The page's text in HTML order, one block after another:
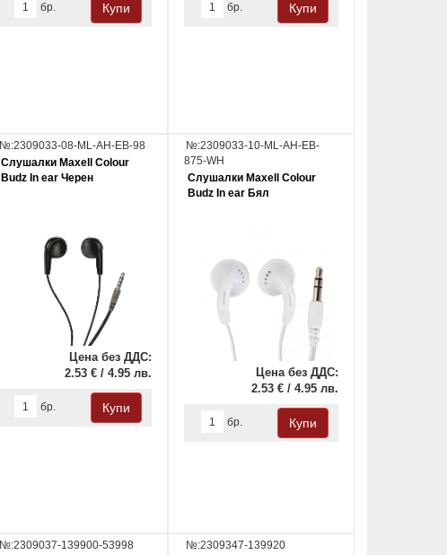
бр. бр.
№:2309033-08-ML-AH-EB-98
Слушалки Maxell Colour
Budz In ear Черен
Цена без ДДС:
2.53 € / 4.95 лв.
бр.
№:2309033-10-ML-AH-EB-
875-WH
Слушалки Maxell Colour
Budz In ear Бял
Цена без ДДС:
2.53 € / 4.95 лв.
бр.
№:2309037-139900-53998
№:2309347-139920